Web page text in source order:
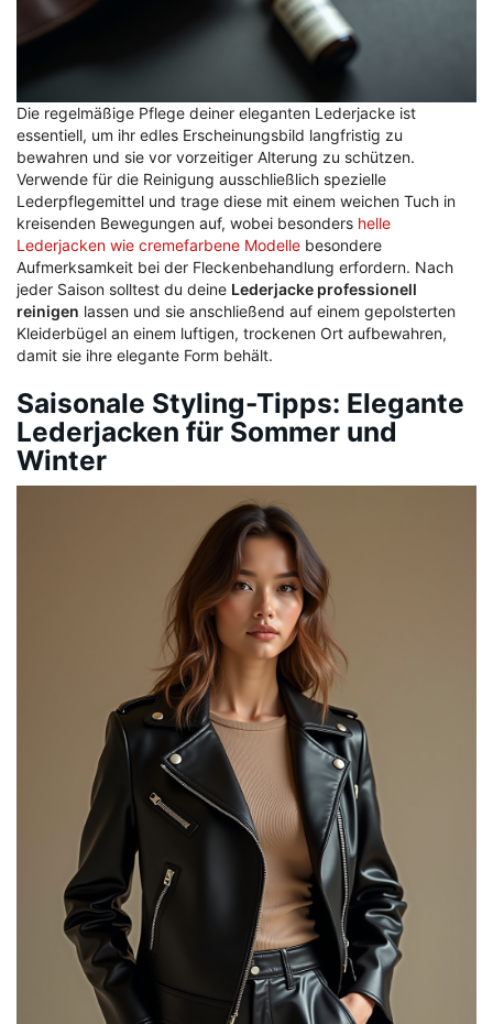
Die regelmäßige Pflege deiner eleganten Lederjacke ist
essentiell, um ihr edles Erscheinungsbild langfristig zu
bewahren und sie vor vorzeitiger Alterung zu schützen.
Verwende für die Reinigung ausschließlich spezielle
Lederpflegemittel und trage diese mit einem weichen Tuch in
kreisenden Bewegungen auf, wobei besonders helle
Lederjacken wie cremefarbene Modelle besondere
Aufmerksamkeit bei der Fleckenbehandlung erfordern. Nach
jeder Saison solltest du deine Lederjacke professionell
reinigen lassen und sie anschließend auf einem gepolsterten
Kleiderbügel an einem luftigen, trockenen Ort aufbewahren,
damit sie ihre elegante Form behält.
Saisonale Styling-Tipps: Elegante
Lederjacken für Sommer und
Winter